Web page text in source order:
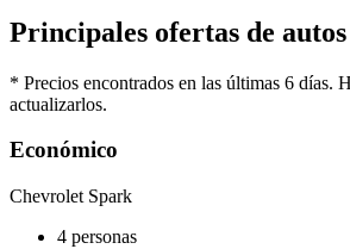
Principales ofertas de
* Precios encontrados en las últimas 6 días.
actualizarlos.
Económico
Chevrolet Spark
4 personas